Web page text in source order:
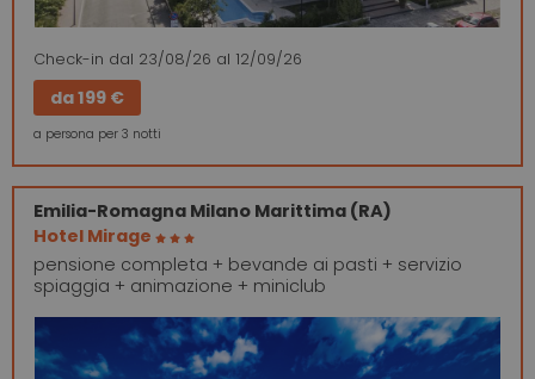
Check-in dal 23/08/26 al 12/09/26
da199 €
a persona per 3 notti
Emilia-Romagna Milano Marittima (RA)
Hotel Mirage
pensione completa + bevande ai pasti + servizio
spiaggia + animazione + miniclub